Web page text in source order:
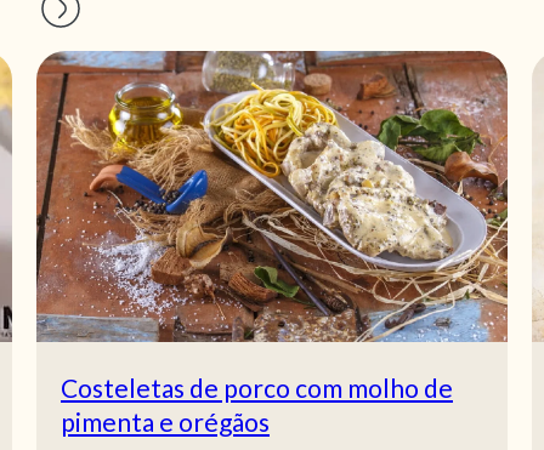
Costeletas de porco com molho de
pimenta e orégãos